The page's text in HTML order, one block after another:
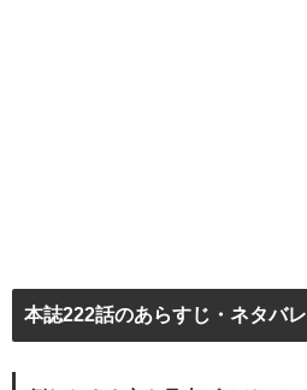
本誌222話のあらすじ・ネタバレ